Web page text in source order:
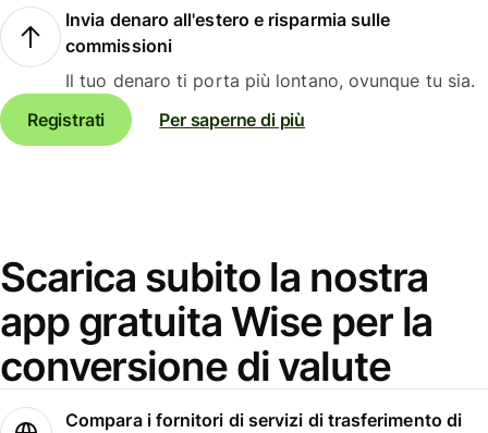
Invia denaro all'estero e risparmia sulle
commissioni
Il tuo denaro ti porta più lontano, ovunque tu sia.
Registrati
Per saperne di più
Scarica subito la nostra
app gratuita Wise per la
conversione di valute
Compara i fornitori di servizi di trasferimento di